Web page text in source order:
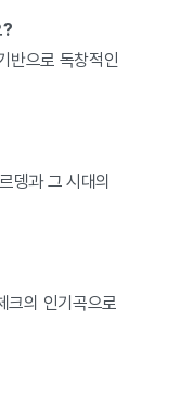
?
반으로 독창적인
뎅과 그 시대의
의 인기곡으로